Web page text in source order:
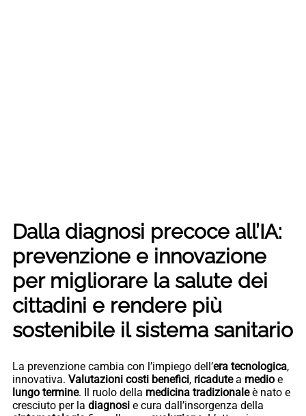
Dalla diagnosi precoce all’IA:
prevenzione e innovazione
per migliorare la salute dei
cittadini e rendere più
sostenibile il sistema sanitario
La prevenzione cambia con l’impiego dell’era tecnologica,
innovativa. Valutazioni costi benefici, ricadutea medio e
lungo termine. Il ruolo della medicina tradizionaleè nato e
cresciuto per la diagnosi e cura dall’insorgenza della